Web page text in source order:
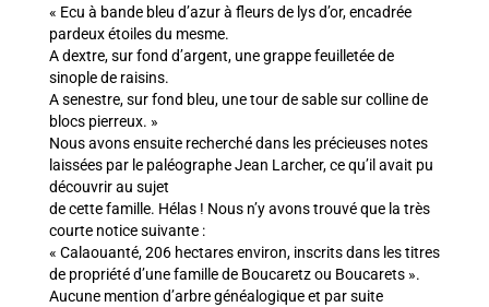
« Ecu à bande bleu d’azur à fleurs de lys d’or, encadrée
pardeux étoiles du mesme.
A dextre, sur fond d’argent, une grappe feuilletée de
sinople de raisins.
A senestre, sur fond bleu, une tour de sable sur colline de
blocs pierreux. »
Nous avons ensuite recherché dans les précieuses notes
laissées par le paléographe Jean Larcher, ce qu’il avait pu
découvrir au sujet
de cette famille. Hélas ! Nous n’y avons trouvé que la très
courte notice suivante :
« Calaouanté, 206 hectares environ, inscrits dans les titres
de propriété d’une famille de Boucaretz ou Boucarets ».
Aucune mention d’arbre généalogique et par suite